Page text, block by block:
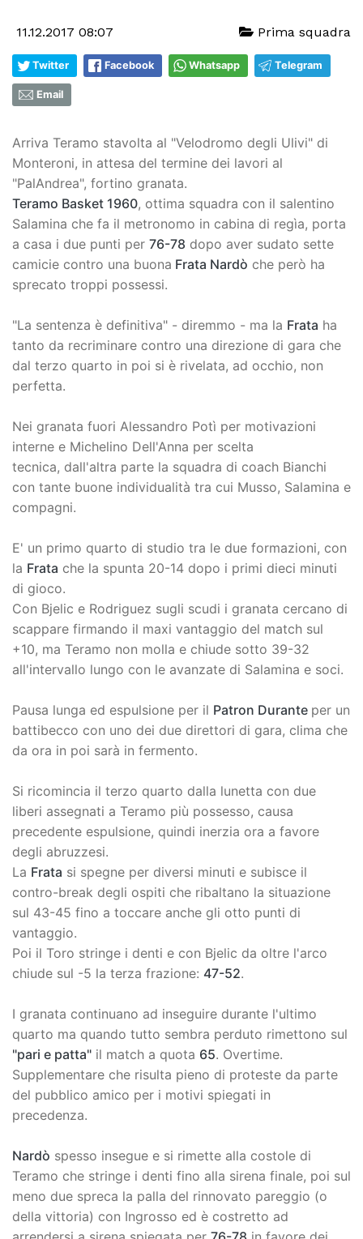
11.12.2017 08:07 Prima squadra
Twitter Facebook Whatsapp Telegram
Email
Arriva Teramo stavolta al "Velodromo degli Ulivi" di
Monteroni, in attesa del termine dei lavori al
"PalAndrea", fortino granata.
Teramo Basket 1960, ottima squadra con il salentino
Salamina che fa il metronomo in cabina di regìa, porta
a casa i due punti per 76-78 dopo aver sudato sette
camicie contro una buona Frata Nardò che però ha
sprecato troppi possessi.
"La sentenza è definitiva" - diremmo - ma la Frata ha
tanto da recriminare contro una direzione di gara che
dal terzo quarto in poi si è rivelata, ad occhio, non
perfetta.
Nei granata fuori Alessandro Potì per motivazioni
interne e Michelino Dell'Anna per scelta
tecnica, dall'altra parte la squadra di coach Bianchi
con tante buone individualità tra cui Musso, Salamina e
compagni.
E' un primo quarto di studio tra le due formazioni, con
la Frata che la spunta 20-14 dopo i primi dieci minuti
di gioco.
Con Bjelic e Rodriguez sugli scudi i granata cercano di
scappare firmando il maxi vantaggio del match sul
+10, ma Teramo non molla e chiude sotto 39-32
all'intervallo lungo con le avanzate di Salamina e soci.
Pausa lunga ed espulsione per il Patron Durante per un
battibecco con uno dei due direttori di gara, clima che
da ora in poi sarà in fermento.
Si ricomincia il terzo quarto dalla lunetta con due
liberi assegnati a Teramo più possesso, causa
precedente espulsione, quindi inerzia ora a favore
degli abruzzesi.
La Frata si spegne per diversi minuti e subisce il
contro-break degli ospiti che ribaltano la situazione
sul 43-45 fino a toccare anche gli otto punti di
vantaggio.
Poi il Toro stringe i denti e con Bjelic da oltre l'arco
chiude sul -5 la terza frazione: 47-52.
I granata continuano ad inseguire durante l'ultimo
quarto ma quando tutto sembra perduto rimettono sul
"pari e patta" il match a quota 65. Overtime.
Supplementare che risulta pieno di proteste da parte
del pubblico amico per i motivi spiegati in
precedenza.
Nardò spesso insegue e si rimette alla costole di
Teramo che stringe i denti fino alla sirena finale, poi sul
meno due spreca la palla del rinnovato pareggio (o
della vittoria) con Ingrosso ed è costretto ad